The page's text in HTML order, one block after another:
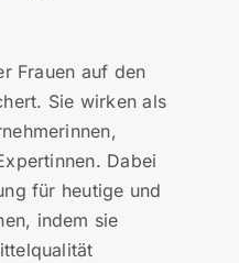
Frauen auf den
Sie wirken als
Dabei
für heutige und
indem sie